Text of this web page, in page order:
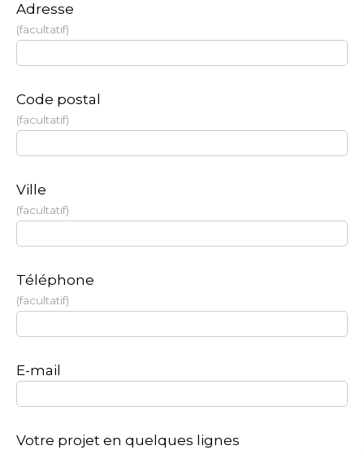
Adresse
facultatif
Code postal
facultatif
Ville
facultatif
Téléphone
facultatif
E-mail
Votre projet en quelques lignes